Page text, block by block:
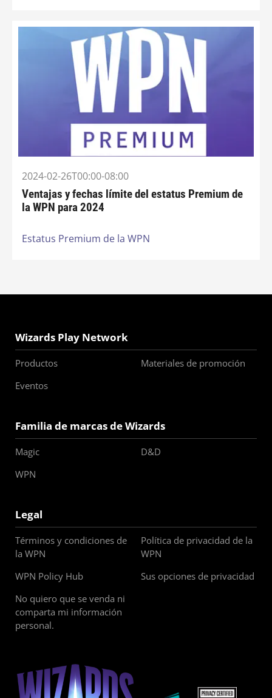
2024-02-26T00:00-08:00
Ventajas y fechas límite del estatus Premium de
la WPN para 2024
Estatus Premium de la WPN
Wizards Play Network
Productos
Materiales de promoción
Eventos
Familia de marcas de Wizards
Magic
D&D
WPN
Legal
Términos y condiciones de
la WPN
Política de privacidad de la
WPN
WPN Policy Hub
Sus opciones de privacidad
No quiero que se venda ni
comparta mi información
personal.